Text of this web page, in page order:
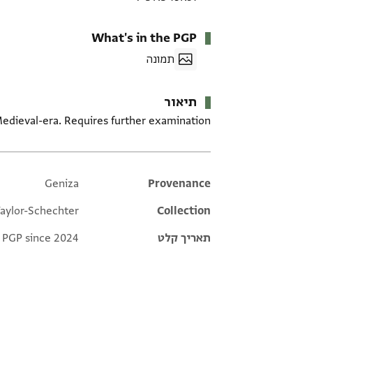
What's in the PGP
תמונה
תיאור
era. Requires further examination.
Additional metadata
Provenance
Geniza
Collection
Schechter
תאריך קלט
PGP since 2024